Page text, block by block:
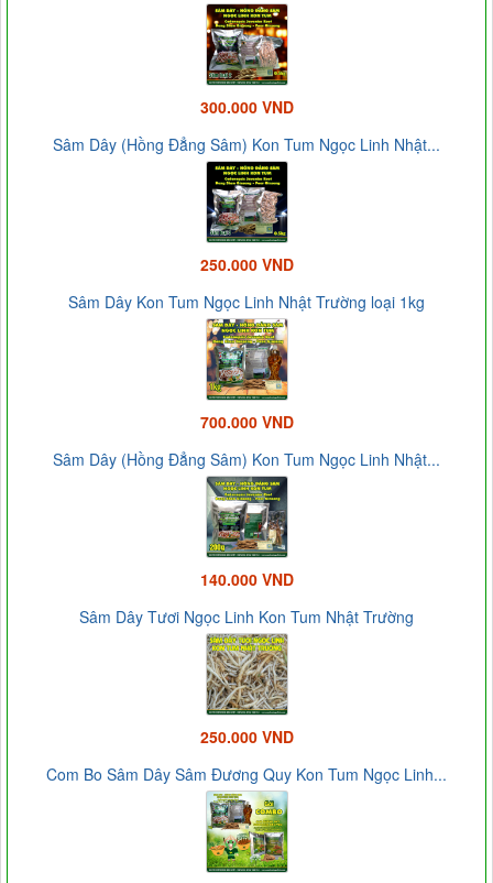
300.000 VND
Sâm Dây (Hồng Đẳng Sâm) Kon Tum Ngọc Linh Nhật...
250.000 VND
Sâm Dây Kon Tum Ngọc Linh Nhật Trường loại 1kg
700.000 VND
Sâm Dây (Hồng Đẳng Sâm) Kon Tum Ngọc Linh Nhật...
140.000 VND
Sâm Dây Tươi Ngọc Linh Kon Tum Nhật Trường
250.000 VND
Com Bo Sâm Dây Sâm Đương Quy Kon Tum Ngọc Linh...